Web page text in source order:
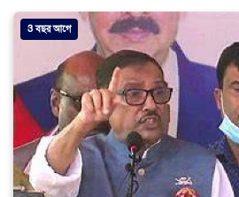
3 বছর আগে